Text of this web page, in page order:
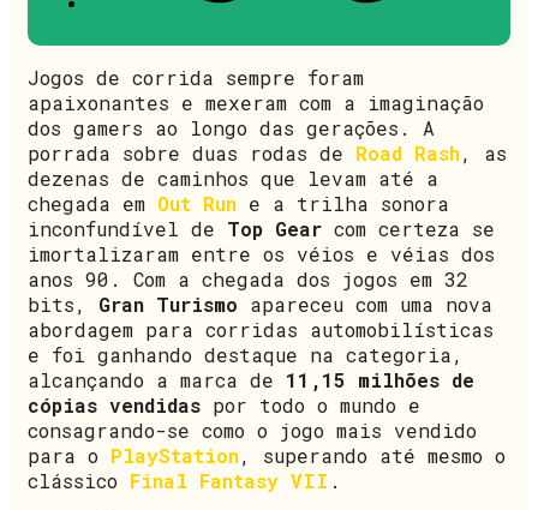
Jogos de corrida sempre foram
apaixonantes e mexeram com a imaginação
dos gamers ao longo das gerações. A
porrada sobre duas rodas de Road Rash, as
dezenas de caminhos que levam até a
chegada em Out Run e a trilha sonora
inconfundível de Top Gear com certeza se
imortalizaram entre os véios e véias dos
anos 90. Com a chegada dos jogos em 32
bits, Gran Turismo apareceu com uma nova
abordagem para corridas automobilísticas
e foi ganhando destaque na categoria,
alcançando a marca de 11,15 milhões de
cópias vendidas por todo o mundo e
consagrando-se como o jogo mais vendido
para o PlayStation, superando até mesmo o
clássico Final Fantasy VII .